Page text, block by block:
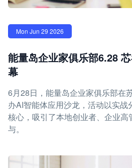
Mon Jun 29 2026
能量岛企业家俱乐部6.28
幕
6月28日，能量岛企业家俱乐部在
办AI智能体应用沙龙，活动以实战
核心，吸引了本地创业者、企业高
与。